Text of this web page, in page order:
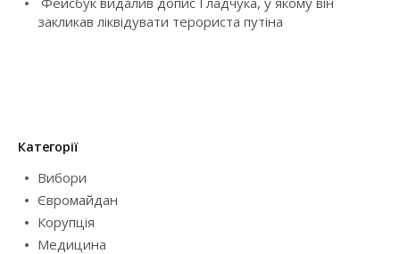
закликав ліквідувати терориста путіна
Категорії
Вибори
Євромайдан
Корупція
Медицина